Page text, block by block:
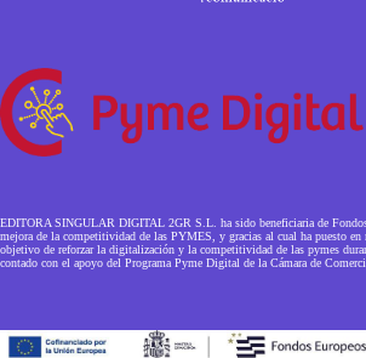
EDITORA SINGULAR DIGITAL 2GR S.L. ha sido beneficiaria de
mejora de la competitividad de las PYMES, y gracias al cual ha puesto en
objetivo de reforzar la digitalización y la competitividad de las pymes
contado con el apoyo del Programa Pyme Digital de la Cámara de